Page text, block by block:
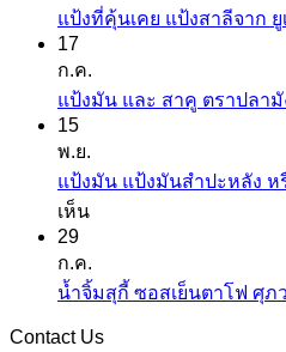
แป้งที่คุ้นเคย แป้งสาลีจาก ยู
17
ก.ค.
แป้งมัน และ สาคู ตราปลามั
15
พ.ย.
แป้งมัน แป้งมันสำปะหลัง ห
เห็นบน
มัน
แป้ง
มัน
29
ก.ค.
น้ำจิ้มสุกี้ ซอสเย็นตาโฟ ศุภ
Contact Us